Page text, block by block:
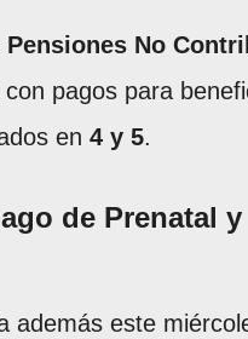
Pensiones No
pagos para
en 4 y 5.
de Prenatal y
además este